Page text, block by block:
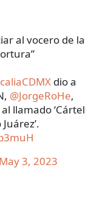
al vocero de la
dio a
@JorgeRoHe,
llamado ‘Cártel
May 3, 2023